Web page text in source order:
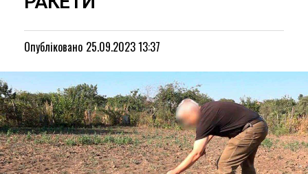
Опубліковано 25.09.2023 13:37